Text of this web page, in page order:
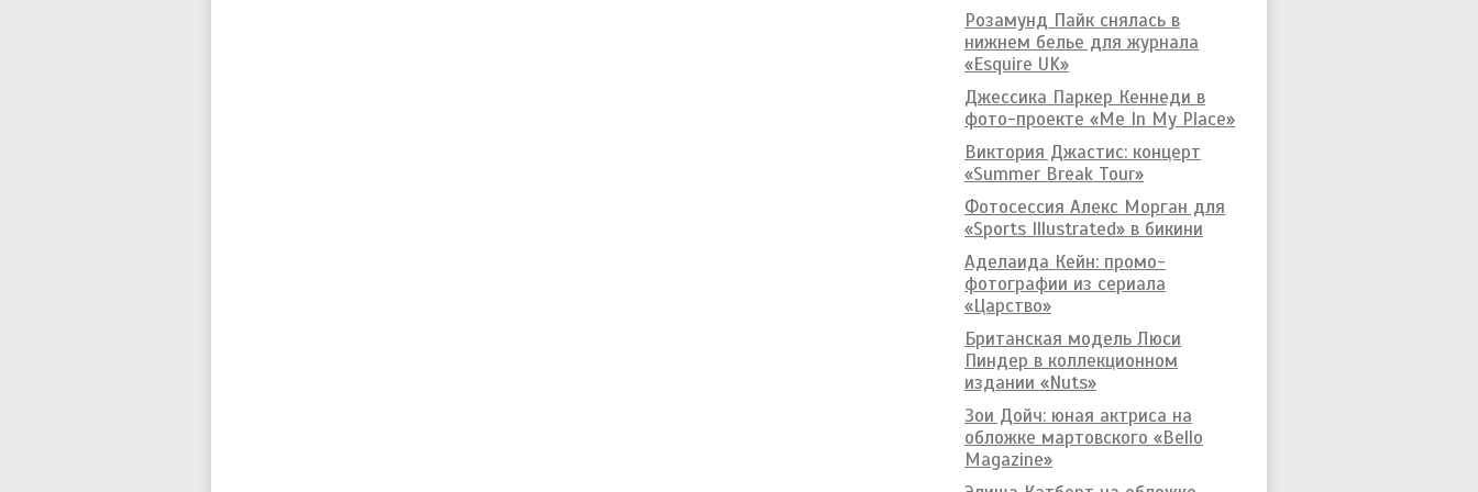
Розамунд Пайк снялась в
нижнем белье для журнала
«Esquire UK»
Джессика Паркер Кеннеди в
фото-проекте «Me In My Place»
Виктория Джастис: концерт
«Summer Break Tour»
Фотосессия Алекс Морган для
«Sports Illustrated» в бикини
Аделаида Кейн: промо-
фотографии из сериала
«Царство»
Британская модель Люси
Пиндер в коллекционном
издании «Nuts»
Зои Дойч: юная актриса на
обложке мартовского «Bello
Magazine»